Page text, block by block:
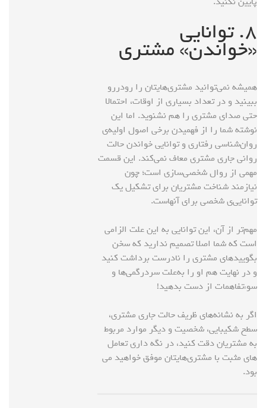
۸. توانایی
«خواندن» مشتری
همیشه نمی‌توانید مشتری‌هایتان را رودررو
ببینید و در تعداد بسیاری از اوقات، احتمالا
حتی صدای مشتری را هم نشنوید. اما این
نوشته شما را از فهمیدن برخی اصول اولیه‌ی
روان‌شناسی رفتاری و توانایی خواندن حالت
روانی جاری مشتری معاف نمی‌کند. این قسمت
مهمی از روال شخصی‌سازی است؛ چون
نیازمند شناخت مشتریان برای تشکیل یک
توانایی‌ی شخصی برای آنهاست.
مهم‌تر از آن، این توانایی به این علت الزامی
است که شما اصلا تصمیم ندارید که سخن
بگویید‌های مشتری را نادرست برداشت کنید
و در نهایت هم او را به‌علت سردرگمی‌ها و
سوءتفاهمات از دست بدهید!
اگر به نشانه‌های ظریف حالت جاری مشتری،
سطح شکیبایی، شخصیت و دیگر موارد مربوط
به مشتریان دقت کنید، در نگه داری تعامل
های مثبت با مشتری‌هایتان موفق خواهید می
بود.